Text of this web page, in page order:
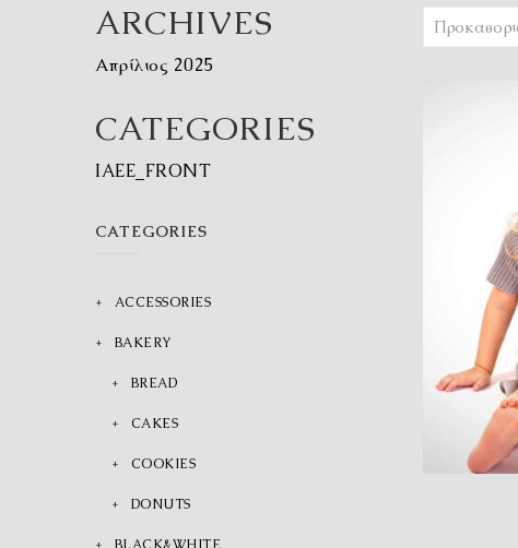
ARCHIVES
Απρίλιος 2025
CATEGORIES
IAEE_FRONT
CATEGORIES
ACCESSORIES
BAKERY
BREAD
CAKES
COOKIES
DONUTS